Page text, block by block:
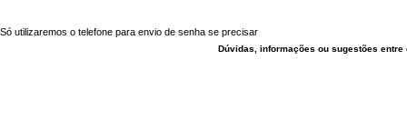
Só utilizaremos o telefone para envio de senha se precisar
Dúvidas, informações ou sugestões